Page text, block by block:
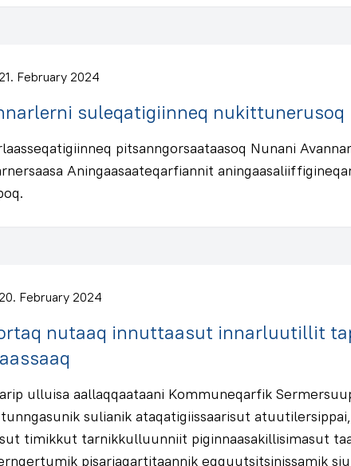
21. February 2024
suleqatigiinneq nukittunerusoq
pitsanngorsaataasoq Nunani
Aningaasaateqarfiannit
20. February 2024
nutaaq innuttaasut innarluutillit
ulluisa aallaqqaataani Kommuneqarfik
sulianik ataqatigiissaarisut
timikkut tarnikkulluunniit piginnaasakillisimasut
pisariaqartitaannik eqquutsitsinissamik